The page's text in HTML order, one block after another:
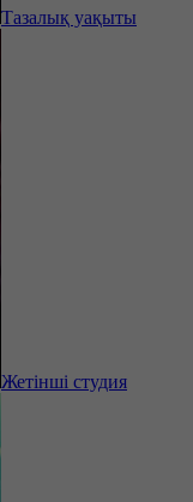
Тазалық уақыты
Жетінші студия